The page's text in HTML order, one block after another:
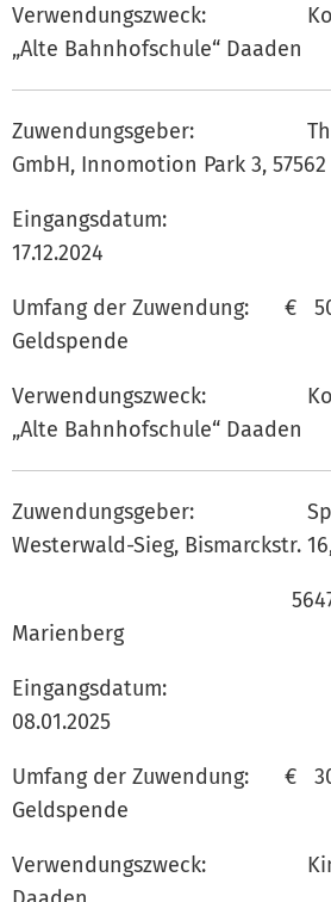
Verwendungszweck:
„Alte Bahnhofschule“
Zuwendungsgeber:
GmbH, Innomotion Park 3,
Eingangsdatum:
Umfang der Zuwendung: €
Geldspende
Verwendungszweck:
„Alte Bahnhofschule“ Daaden
Zuwendungsgeber:
Westerwald-Sieg, Bismarckstr.
56470
Marienberg
Eingangsdatum:
Umfang der Zuwendung: €
Geldspende
Verwendungszweck: